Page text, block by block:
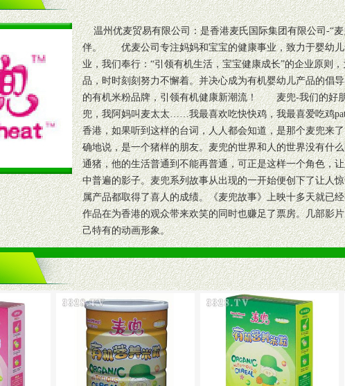
温州优麦贸易有限公司：是香港麦氏国际集团有限公司-“麦
伴。 优麦公司专注妈妈和宝宝的健康事业，致力于婴幼儿
业，我们奉行：“引领有机生活，宝宝健康成长”的企业原则
品，时时刻刻努力不懈着。并决心成为有机婴幼儿产品的倡
的有机米粉品牌，引领有机健康新潮流！ 麦兜-我们的
兜，我阿妈叫麦太太……我最喜欢吃快快鸡，我最喜爱吃鸡
香港，如果听到这样的台词，人人都会知道，是那个麦兜来
确地说，是一个猪样的朋友。麦兜的世界和人的世界没有
通猪，他的生活普通到不能再普通，可正是这样一个角色，
中普遍的影子。麦兜系列故事从出现的一开始便创下了让人
属产品都取得了喜人的成绩。《麦兜故事》上映十多天就已
作品在为香港的观众带来欢笑的同时也赚足了票房。几部影
己特有的动画形象。